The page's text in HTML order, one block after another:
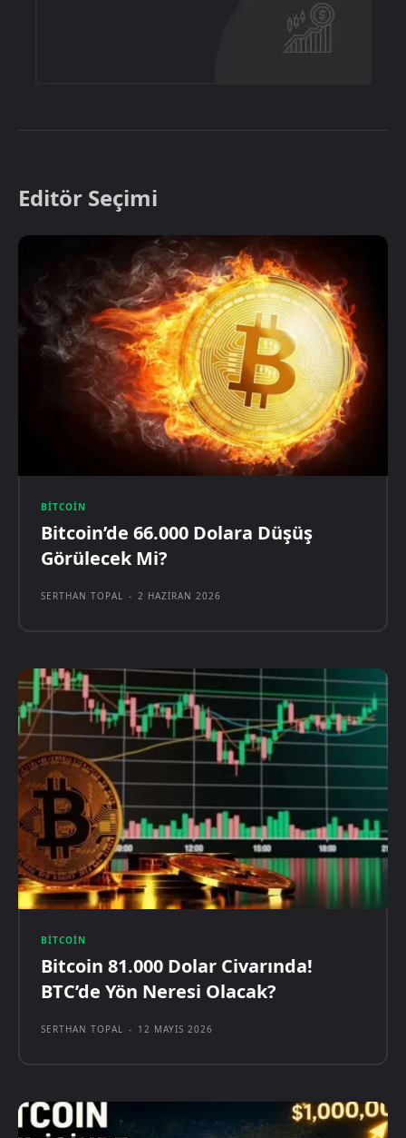
Editör Seçimi
BITCOIN
Bitcoin’de 66.000 Dolara Düşüş
Görülecek Mi?
SERTHAN TOPAL - 2 HAZIRAN 2026
BITCOIN
Bitcoin 81.000 Dolar Civarında!
BTC’de Yön Neresi Olacak?
SERTHAN TOPAL - 12 MAYIS 2026